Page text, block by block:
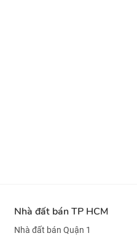
Nhà đất bán TP HCM
Nhà đất bán Quận 1